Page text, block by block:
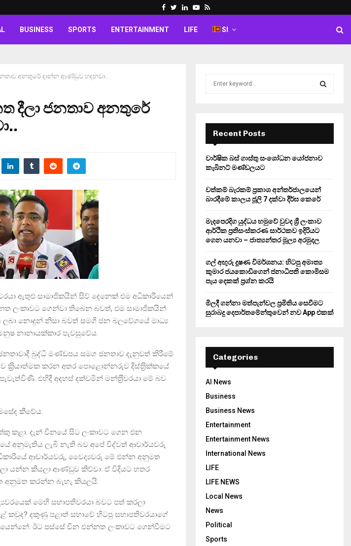
Facebook
Twitter
LinkedinYoutube
Rss
BUSINESS SPORTS ENTERTAINMENT LIFE SI
අනතුරේ දාන්න ආණ්ඩුව හදනවා..
ජනතාව අනතුරේ
ඇතුළු සාමාජිකයින් සිව් දෙනෙක් එම අධිකාරියෙන්
ලංකාවට ගෙන්වා තිබෙන බවත්, එම සාමාජිකයින්
නොදුන් නිසා බවත් සමගි ජන බලවේගයේ මාධ්‍ය
නානායක්කාර පැවසුවේය.
බුද්ධි මණ්ඩපය සමග ජනතාව දැනුවත් කිරීමේ
ක‍්‍රියාත්මක කරන අතර පොළොන්නරුව දිස්ත‍්‍රික්කයේ
එහිදී අදහස් දක්වමින් මන්ත‍්‍රීවරයා මේ බව
කීවේය.
දැන් චීනයේ සිට ලංකාවට ගෙන එන
අනුමැතිය ලැබී නැති බව අපේ විද්වත් ආචාර්යවරු
ආචාර්යවරු, වෛද්‍යවරු මේ එන්න අනුමත
යන්න කියලා ආණ්ඩුව කිව්වා. ඒ විදියට හතර
අනුමත කරන්න බැහැ කියලයි.
මෙහි සභාපතිවරයා බවට පත් කරලා
කවුද? දකුණු පළාත් සභාවේ හිටපු සභාපතිවරයාගේ
ඊට පස්සේ චීන එන්නත ලංකාවට ගෙන්වීමට
r
:
E
A
R
H
Recent Posts
වාර්ෂික බස් ගාස්තු සංශෝධන යෝජනාව
කැබිනට් මණ්ඩලයට
වත්කම් බැරකම් ප්‍රකාශ අන්තර්ජාලයෙන්
බාරදීමේ කාලය ජූලි 7 දක්වා දීර්ඝ කෙරේ
මැදපෙරදිග යුද්ධය හමුවේ වුවද ශ්‍රී ලංකාව
ආර්ථික ප්‍රතිසංස්කරණ සාර්ථකව ඉදිරියට
ගෙන යනවා – ජාත්‍යන්තර මූල්‍ය අරමුදල
ගල් අඟුරු දූෂණ විමර්ශනය: හිටපු අමාත්‍ය
කුමාර ජයකොඩිගෙන් ජනාධිපති කොමිසම
පැය දෙකක් ප්‍රශ්න කරයි
මිලදී ගන්නා මත්පැන්වල ප්‍රමිතිය සෙවීමට
සුරාබදු දෙපාර්තමේන්තුවෙන් නව App එකක්
Categories
AI News
Business
Business News
Entertainment
Entertainment News
International News
LIFE
LIFE NEWS
Local News
News
Political
Sports